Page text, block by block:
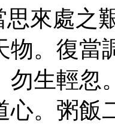
來處之
物。復當
勿生輕忽
心。粥飯